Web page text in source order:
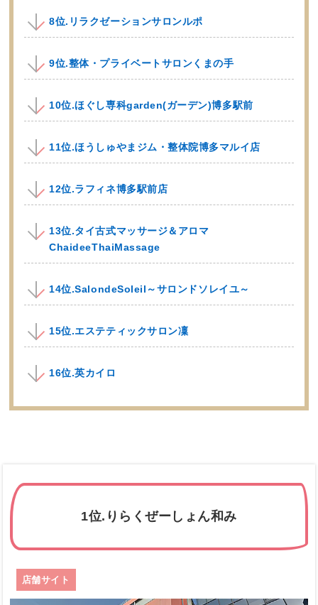
8位.リラクゼーションサロンルポ
9位.整体・プライベートサロンくまの手
10位.ほぐし専科garden(ガーデン)博多駅前
11位.ほうしゅやまジム・整体院博多マルイ店
12位.ラフィネ博多駅前店
13位.タイ古式マッサージ＆アロマ
ChaideeThaiMassage
14位.SalondeSoleil～サロンドソレイユ～
15位.エステティックサロン凜
16位.英カイロ
1位.りらくぜーしょん和み
店舗サイト